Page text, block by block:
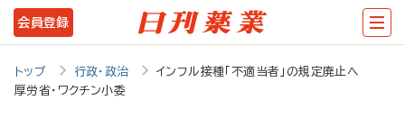
メ
イ
コ
会員登録
トップ 行政・政治
インフル接種「不適当者」の規定廃止へ
厚労省・ワクチン小委